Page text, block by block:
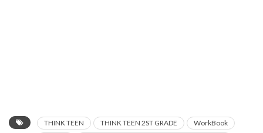
THINK TEEN THINK TEEN 2ST GRADE
WorkBook